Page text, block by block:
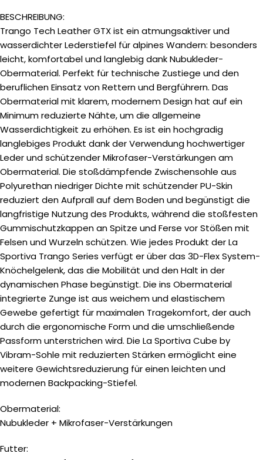
BESCHREIBUNG:
Trango Tech Leather GTX ist ein atmungsaktiver und
wasserdichter Lederstiefel für alpines Wandern: besonders
leicht, komfortabel und langlebig dank Nubukleder-
Obermaterial. Perfekt für technische Zustiege und den
beruflichen Einsatz von Rettern und Bergführern. Das
Obermaterial mit klarem, modernem Design hat auf ein
Minimum reduzierte Nähte, um die allgemeine
Wasserdichtigkeit zu erhöhen. Es ist ein hochgradig
langlebiges Produkt dank der Verwendung hochwertiger
Leder und schützender Mikrofaser-Verstärkungen am
Obermaterial. Die stoßdämpfende Zwischensohle aus
Polyurethan niedriger Dichte mit schützender PU-Skin
reduziert den Aufprall auf dem Boden und begünstigt die
langfristige Nutzung des Produkts, während die stoßfesten
Gummischutzkappen an Spitze und Ferse vor Stößen mit
Felsen und Wurzeln schützen. Wie jedes Produkt der La
Sportiva Trango Series verfügt er über das 3D-Flex System-
Knöchelgelenk, das die Mobilität und den Halt in der
dynamischen Phase begünstigt. Die ins Obermaterial
integrierte Zunge ist aus weichem und elastischem
Gewebe gefertigt für maximalen Tragekomfort, der auch
durch die ergonomische Form und die umschließende
Passform unterstrichen wird. Die La Sportiva Cube by
Vibram-Sohle mit reduzierten Stärken ermöglicht eine
weitere Gewichtsreduzierung für einen leichten und
modernen Backpacking-Stiefel.
Obermaterial:
Nubukleder + Mikrofaser-Verstärkungen
Futter: